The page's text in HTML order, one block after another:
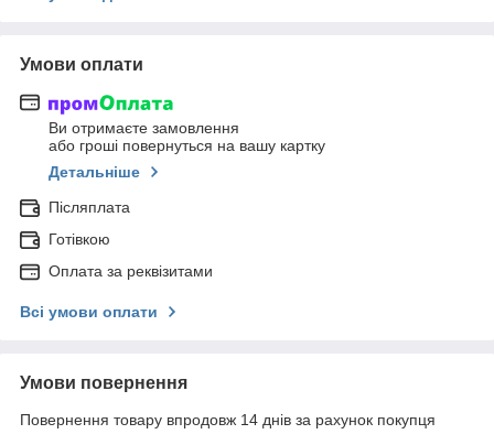
Умови оплати
Ви отримаєте замовлення
або гроші повернуться на вашу картку
Детальніше
Післяплата
Готівкою
Оплата за реквізитами
Всі умови оплати
Умови повернення
Повернення товару впродовж 14 днів за рахунок покупця